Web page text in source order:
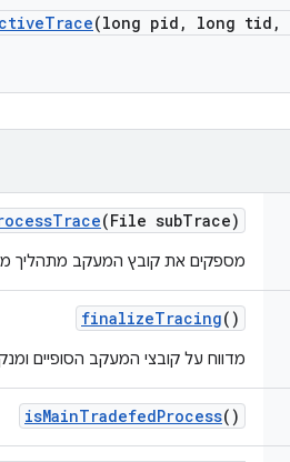
Trace(long pid , long tid ,
Trace(File subTrace)
מספקים את קובץ המעקב מתהליך
finalizeTracing()
מדווח על קובצי המעקב הסופיים
isMainTradefedProcess()